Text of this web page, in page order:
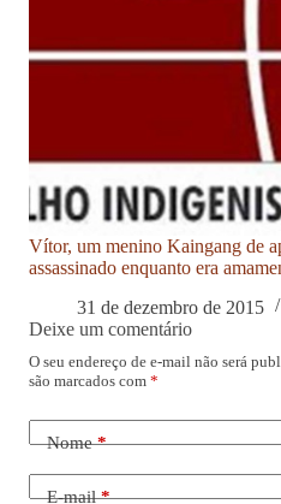
Vítor, um menino Kaingang de
assassinado enquanto era
31 de dezembro de 2015
Deixe um comentário
O seu endereço de e-mail não será
são marcados com *
Nome*
E-mail*